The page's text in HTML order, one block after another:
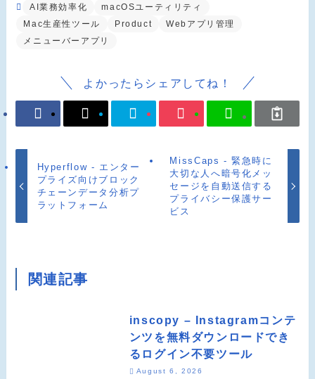
AI業務効率化
macOSユーティリティ
Mac生産性ツール
Product
Webアプリ管理
メニューバーアプリ
よかったらシェアしてね！
Hyperflow - エンター
プライズ向けブロック
チェーンデータ分析プ
ラットフォーム
MissCaps - 緊急時に
大切な人へ暗号化メッ
セージを自動送信する
プライバシー保護サー
ビス
関連記事
inscopy – Instagramコンテ
ンツを無料ダウンロードでき
るログイン不要ツール
August 6, 2026